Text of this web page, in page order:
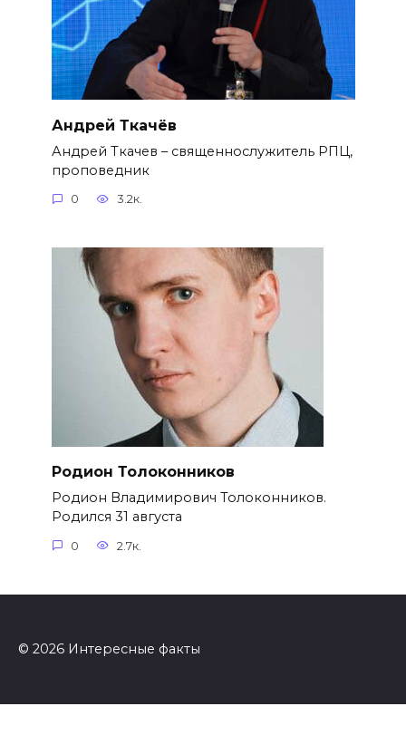
Андрей Ткачёв
Андрей Ткачев – священнослужитель РПЦ,
проповедник
0 3.2к.
Родион Толоконников
Родион Владимирович Толоконников.
Родился 31 августа
0 2.7к.
© 2026 Интересные факты